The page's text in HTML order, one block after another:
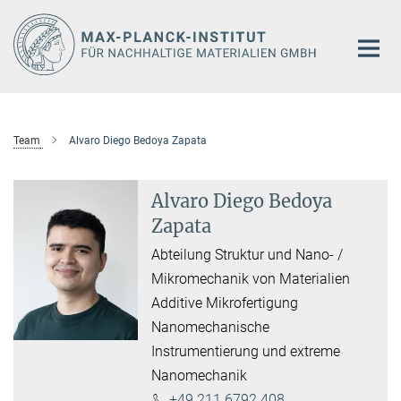
Hauptinhalt
Team Alvaro Diego Bedoya Zapata
Alvaro Diego Bedoya
Zapata
Abteilung Struktur und Nano- /
Mikromechanik von Materialien
Additive Mikrofertigung
Nanomechanische
Instrumentierung und extreme
Nanomechanik